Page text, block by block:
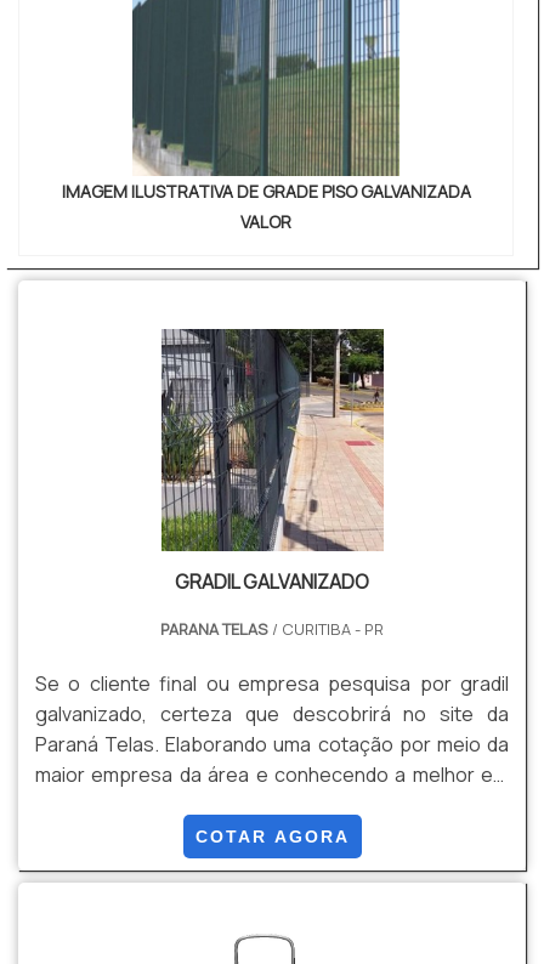
IMAGEM ILUSTRATIVA DE GRADE PISO GALVANIZADA
VALOR
GRADIL GALVANIZADO
PARANA TELAS / CURITIBA - PR
Se o cliente final ou empresa pesquisa por gradil
galvanizado, certeza que descobrirá no site da
Paraná Telas. Elaborando uma cotação por meio da
maior empresa da área e conhecendo a melhor em
gradil galvanizado, com a melhor mão de obra da
Paraná Telas o cliente obterá ótima qualidade com
de cercamento. UM POUCO MAIS SOBRE GRADIL
COTAR AGORA